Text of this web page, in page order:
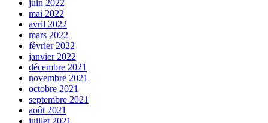
juin 2022
mai 2022
avril 2022
mars 2022
février 2022
janvier 2022
décembre 2021
novembre 2021
octobre 2021
septembre 2021
août 2021
juillet 2021